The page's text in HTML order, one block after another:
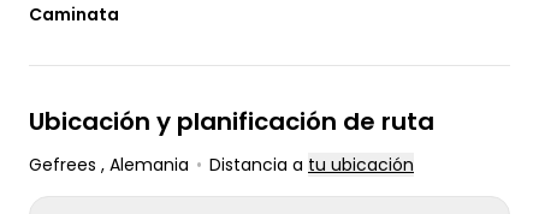
Caminata
Ubicación y planificación de ruta
Gefrees , Alemania • Distancia a tu ubicación